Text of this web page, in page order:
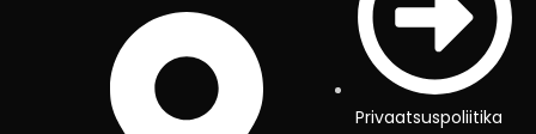
Privaatsuspoliitika